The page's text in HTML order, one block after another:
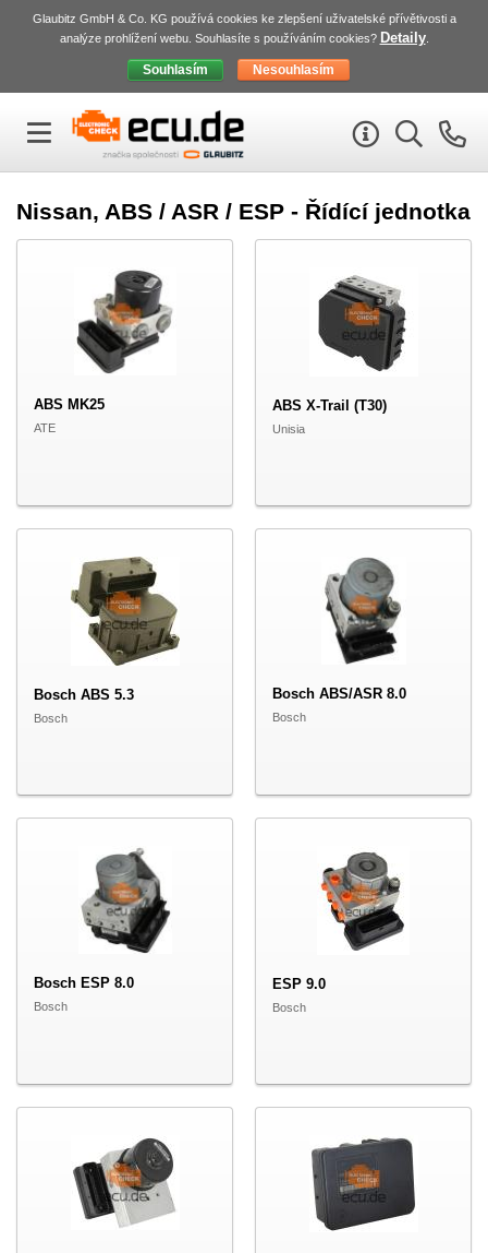
Glaubitz GmbH & Co. KG používá cookies ke zlepšení uživatelské přívětivosti a
analýze prohlížení webu. Souhlasíte s používáním cookies? Detaily.
Nissan, ABS / ASR / ESP - Řídící jednotka
ABS MK25
ATE
ABS X-Trail (T30)
Unisia
Bosch ABS 5.3
Bosch
Bosch ABS/ASR 8.0
Bosch
Bosch ESP 8.0
Bosch
ESP 9.0
Bosch